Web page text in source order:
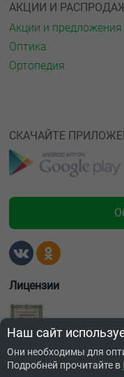
АКЦИИ И
Акции и предложения
Оптика
Ортопедия
СКАЧАЙТЕ
Лицензии
Наш сайт
Они необходимы для
Подробней прочитайте в